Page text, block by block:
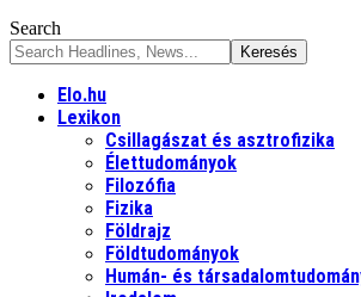
Search
Elo.hu
Lexikon
Csillagászat és asztrofizika
Élettudományok
Filozófia
Fizika
Földrajz
Földtudományok
Humán- és